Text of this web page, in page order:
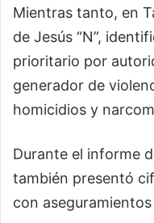
Mientras tanto, en
de Jesús “N”,
prioritario por
generador de
homicidios y
Durante el informe
también presentó
con